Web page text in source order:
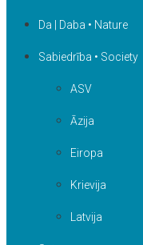
Da | Daba • Nature
Sabiedrība • Society
ASV
Āzija
Eiropa
Krievija
Latvija